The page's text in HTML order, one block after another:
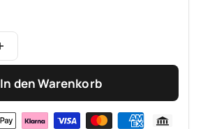
In den Warenkorb